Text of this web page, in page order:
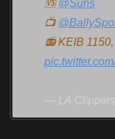
🆚@Suns
📺
📻 KEIB 1150,
— LA